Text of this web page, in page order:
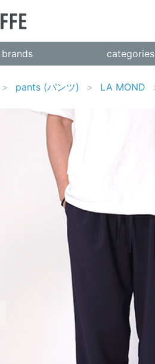
brands categories
pants (パンツ) LA MOND